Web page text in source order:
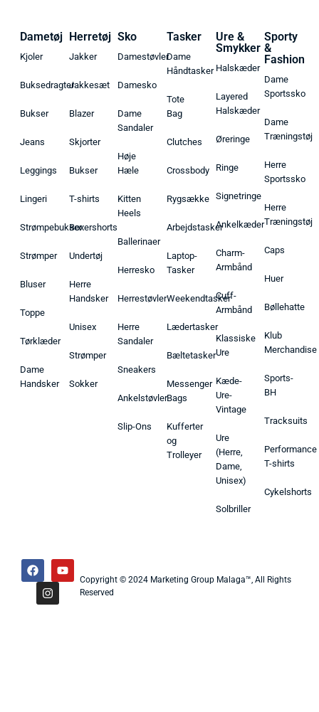
Dametøj
Kjoler
Buksedragter
Bukser
Jeans
Leggings
Lingeri
Strømpebukser
Strømper
Bluser
Toppe
Tørklæder
Dame
Handsker
Herretøj
Jakker
Jakkesæt
Blazer
Skjorter
Bukser
T-shirts
Boxershorts
Undertøj
Herre
Handsker
Unisex
Strømper
Sokker
Sko
Damestøvler
Damesko
Dame
Sandaler
Høje
Hæle
Kitten
Heels
Ballerinaer
Herresko
Herrestøvler
Herre
Sandaler
Sneakers
Ankelstøvler
Slip-Ons
Tasker
Dame
Håndtasker
Tote
Bag
Clutches
Crossbody
Rygsække
Arbejdstasker
Laptop-
Tasker
Weekendtasker
Lædertasker
Bæltetasker
Messenger
Bags
Kufferter
og
Trolleyer
Ure &
Smykker
Halskæder
Layered
Halskæder
Øreringe
Ringe
Signetringe
Ankelkæder
Charm-
Armbånd
Cuff-
Armbånd
Klassiske
Ure
Kæde-
Ure-
Vintage
Ure
(Herre,
Dame,
Unisex)
Solbriller
Sporty
&
Fashion
Dame
Sportssko
Dame
Træningstøj
Herre
Sportssko
Herre
Træningstøj
Caps
Huer
Bøllehatte
Klub
Merchandise
Sports-
BH
Tracksuits
Performance
T-shirts
Cykelshorts
Copyright © 2024 Marketing Group Malaga™, All Rights
Reserved